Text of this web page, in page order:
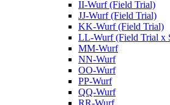
II-Wurf (Field Trial)
JJ-Wurf (Field Trial)
KK-Wurf (Field Trial)
LL-Wurf (Field Trial x
MM-Wurf
NN-Wurf
OO-Wurf
PP-Wurf
QQ-Wurf
RR-Wurf